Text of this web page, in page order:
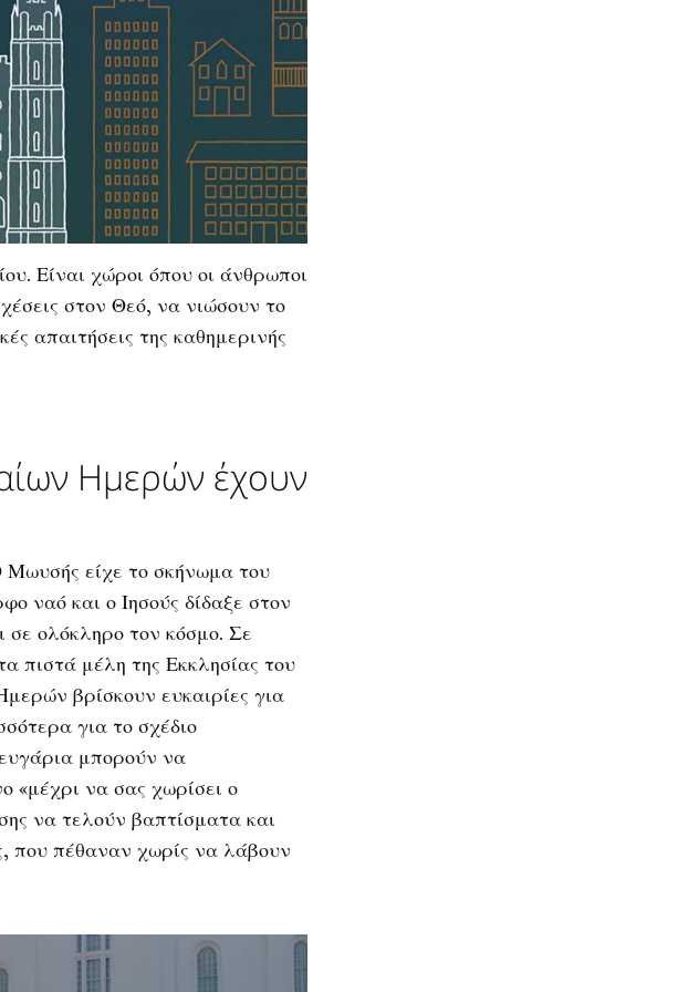
Είναι χώροι όπου οι άνθρωποι
στον Θεό, να νιώσουν το
απαιτήσεις της καθημερινής
Ημερών έχουν
είχε το σκήνωμα του
ναό και ο Ιησούς δίδαξε στον
σε ολόκληρο τον κόσμο. Σε
πιστά μέλη της Εκκλησίας του
βρίσκουν ευκαιρίες για
για το σχέδιο
μπορούν να
«μέχρι να σας χωρίσει ο
να τελούν βαπτίσματα και
που πέθαναν χωρίς να λάβουν